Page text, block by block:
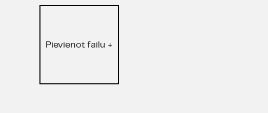
Pievienot failu +